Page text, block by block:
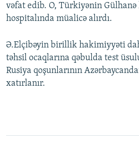
vəfat edib. O, Türkiyənin Gülhanə
hospitalında müalicə alırdı.
Ə.Elçibəyin birillik hakimiyyəti
təhsil ocaqlarına qəbulda test
Rusiya qoşunlarının
xatırlanır.